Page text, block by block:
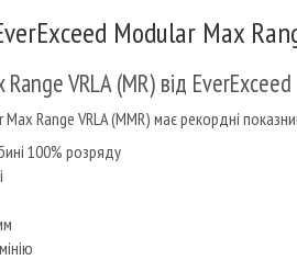
Modular Max
VRLA (MR) від EverExceed
Range VRLA (MMR) має рекордні
100% розряду